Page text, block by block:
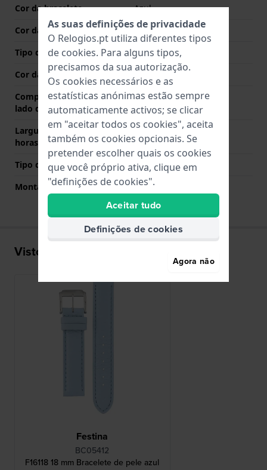
Cor da bracelete
Azul
Cor das costuras
Azul
Tipo de Fecho
Fecho
Cor da fivela
Prata
Comprimento de banda no
lado das 12 horas
75 mm
Largura de banda lado 6
horas (mm)
110 mm
Tipo de montagem
Pinos de pressão
Montagem Reta
Sim
Visto recentemente
Festina
BC05412
F16118 18 mm Bracelete de pele azul
As suas definições de privacidade
O Relogios.pt utiliza diferentes tipos
de cookies. Para alguns tipos,
precisamos da sua autorização.
Os cookies necessários e as
estatísticas anónimas estão sempre
automaticamente activos; se clicar
em "aceitar todos os cookies", aceita
também os cookies opcionais. Se
pretender escolher quais os cookies
que você próprio ativa, clique em
"definições de cookies".
Aceitar tudo
Definições de cookies
Agora não